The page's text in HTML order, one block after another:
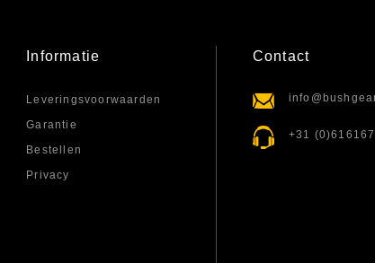
Informatie
Leveringsvoorwaarden
Garantie
Bestellen
Privacy
Contact
+31